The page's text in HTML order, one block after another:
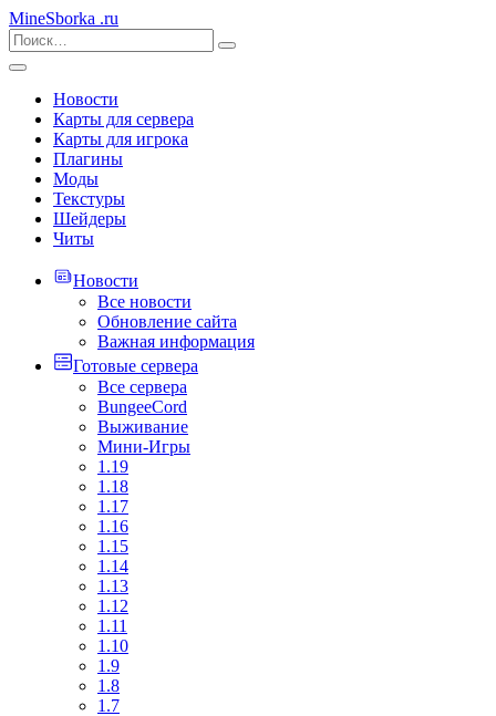
MineSborka .ru
Новости
Карты для сервера
Карты для игрока
Плагины
Моды
Текстуры
Шейдеры
Читы
Новости
Все новости
Обновление сайта
Важная информация
Готовые сервера
Все сервера
BungeeCord
Выживание
Мини-Игры
1.19
1.18
1.17
1.16
1.15
1.14
1.13
1.12
1.11
1.10
1.9
1.8
1.7